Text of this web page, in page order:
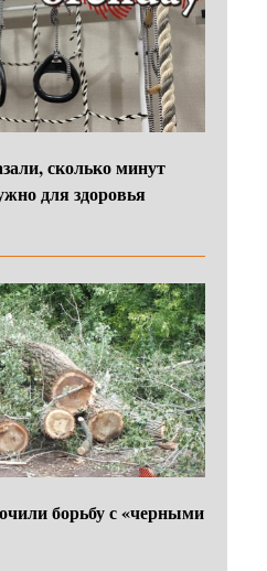
сколько минут
для здоровья
борьбу с «черными